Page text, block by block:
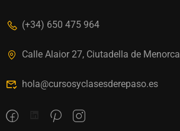
(+34) 650 475 964
Calle Alaior 27, Ciutadella de Menorca
hola@cursosyclasesderepaso.es